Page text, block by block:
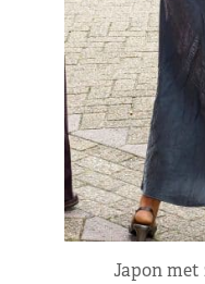
Japon met